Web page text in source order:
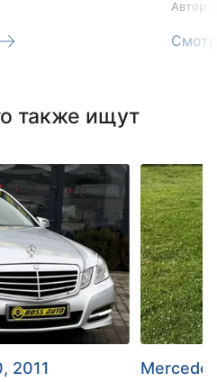
Автор:
также ищут
2011